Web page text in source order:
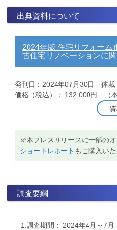
出典資料について
2024年版 住宅リフォーム
古住宅リノベーションに
発刊日：2024年07月30日 体裁
価格（税込）： 132,000円 （本
※本プレスリリースに一部の
ショートレポート もご購入いた
調査要綱
1.調査期間： 2024年4月～7月